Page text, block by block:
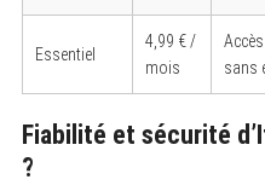
Essentiel
4,99 € /
mois
sans
Fiabilité et sécurité
?